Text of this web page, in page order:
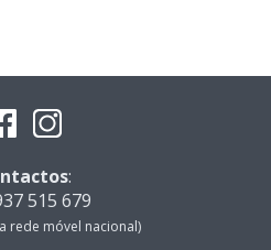
:
515 679
rede móvel nacional)